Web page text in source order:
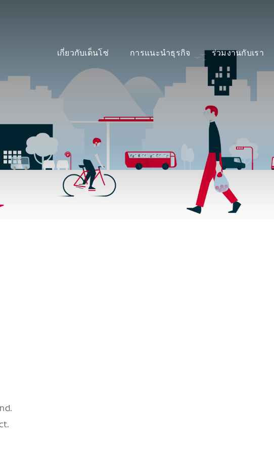
เกี่ยวกับเด็นโซ่ การแนะนำธุรกิจ ร่วมงานกับเรา